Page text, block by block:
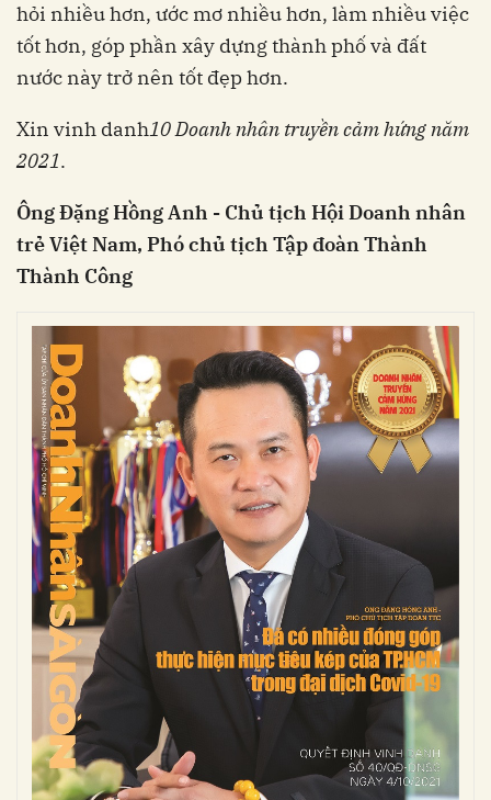
hỏi nhiều hơn, ước mơ nhiều hơn, làm nhiều việc
tốt hơn, góp phần xây dựng thành phố và đất
nước này trở nên tốt đẹp hơn.
Xin vinh danh10 Doanh nhân truyền cảm hứng năm
2021.
Ông Đặng Hồng Anh - Chủ tịch Hội Doanh nhân
trẻ Việt Nam, Phó chủ tịch Tập đoàn Thành
Thành Công